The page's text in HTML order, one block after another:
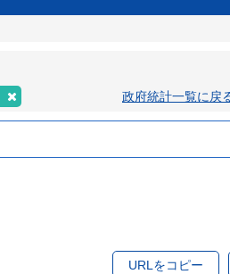
政府統計一覧に戻
URLをコピー